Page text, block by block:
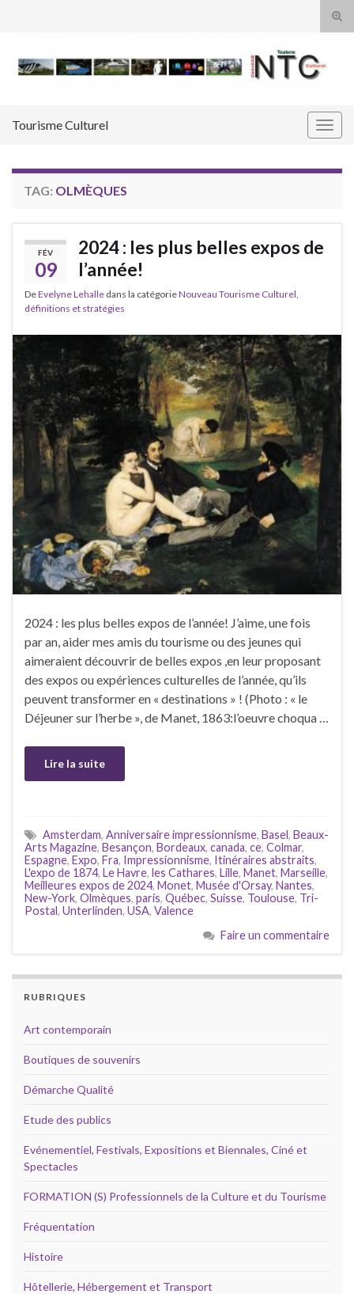
Tourisme Culturel
TAG: OLMÈQUES
FÉV
09
2024 : les plus belles expos de
l’année!
DeEvelyne Lehalle dans la catégorieNouveau Tourisme Culturel,
définitions et stratégies
2024 : les plus belles expos de l’année! J’aime, une fois
par an, aider mes amis du tourisme ou des jeunes qui
aimeraient découvrir de belles expos ,en leur proposant
des expos ou expériences culturelles de l’année, qu’ils
peuvent transformer en « destinations » ! (Photo : « le
Déjeuner sur l’herbe », de Manet, 1863:l’oeuvre choqua …
Lire la suite
Amsterdam, Anniversaire impressionnisme, Basel, Beaux-
Arts Magazine, Besançon, Bordeaux, canada, ce, Colmar,
Espagne, Expo, Fra, Impressionnisme, Itinéraires abstraits,
L'expo de 1874, Le Havre, les Cathares, Lille, Manet, Marseille,
Meilleures expos de 2024, Monet, Musée d'Orsay, Nantes,
New-York, Olmèques, paris, Québec, Suisse, Toulouse, Tri-
Postal, Unterlinden, USA, Valence
Faire un commentaire
RUBRIQUES
Art contemporain
Boutiques de souvenirs
Démarche Qualité
Etude des publics
Evénementiel, Festivals, Expositions et Biennales, Ciné et
Spectacles
FORMATION (S) Professionnels de la Culture et du Tourisme
Fréquentation
Histoire
Hôtellerie, Hébergement et Transport